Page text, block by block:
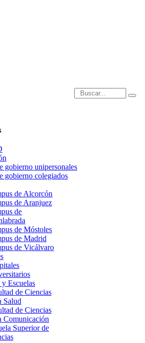
Introduce términos de
gobierno unipersonales
gobierno colegiados
de Alcorcón
de Aranjuez
de
de Móstoles
de Madrid
de Vicálvaro
y Escuelas
de Ciencias
Salud
de Ciencias
Comunicación
Superior de